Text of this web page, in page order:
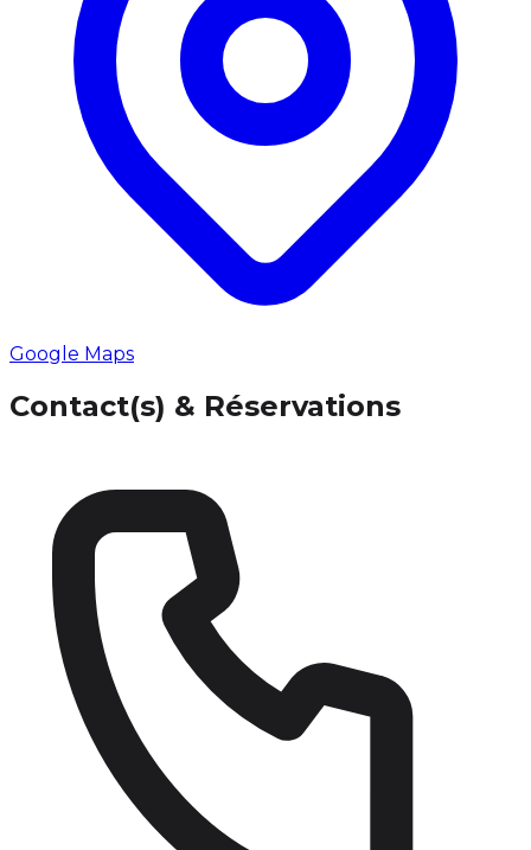
Google Maps
Contact(s) & Réservations